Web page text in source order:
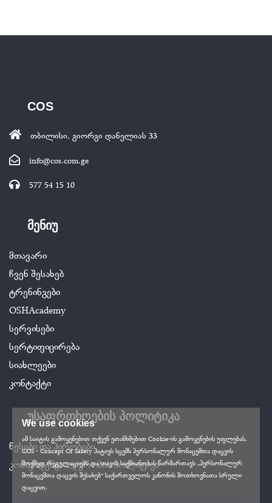
COS
თბილისი, გიორგი დანელიას 33
info@cos.com.ge
577 54 15 10
მენიუ
მთავარი
ჩვენ შესახებ
ტრენინგები
OSHAcademy
სერვისები
სერტიფიცირება
სიახლეები
კონტაქტი
უსაფრთხოების პოლიტიკა
წესები და პირობები
კონფიდენციალურობის პოლიტიკა
We use cookies
ამ საიტის გამოყენებით თქვენ ეთანხმებით Cookie-ის გამოყენების უფლებას.
COS - Concept Of Safety პატივს სცემს პერსონალურ მონაცემთა დაცვის
მოქმედ რეგულაციებს და თავის საქმიანობას წარმართავს „პერსონალურ
მონაცემთა დაცვის შესახებ“ საქართველოს კანონის მოთხოვნათა სრული
დაცვით.